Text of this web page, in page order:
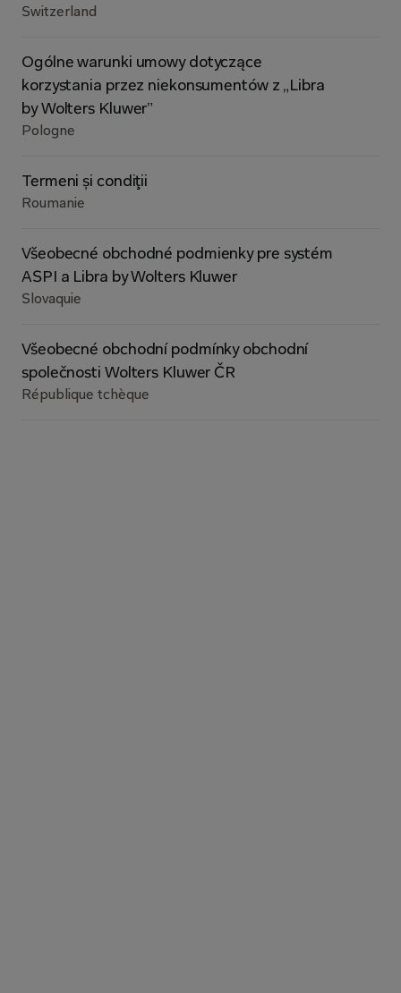
Switzerland
Ogólne warunki umowy dotyczące
korzystania przez niekonsumentów z „Libra
by Wolters Kluwer”
Pologne
Termeni și condiţii
Roumanie
Všeobecné obchodné podmienky pre systém
ASPI a Libra by Wolters Kluwer
Slovaquie
Všeobecné obchodní podmínky obchodní
společnosti Wolters Kluwer ČR
République tchèque